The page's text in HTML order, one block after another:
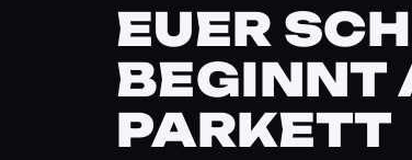
EUER
BEGINNT
PARKETT